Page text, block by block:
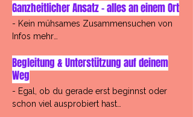
- Dieser Kurs verbindet Fachwissen mit
echter Erfahrung
- Alltagsnah, verständlich und mitfühlend –
weil ich weiß, wie sich Zwang wirklich
anfühlt
- Für Menschen, die mehr brauchen als nur
Ganzheitlicher Ansatz – alles an einem Ort​
- Kein mühsames Zusammensuchen von
Infos mehr
- Viele anerkannte Methoden, Strategien
und Impulse in einem Kurs
- Klar strukturiert statt zerstreut über
- Egal, ob du gerade erst beginnst oder
schon viel ausprobiert hast
Begleitung & Unterstützung auf deinem
Weg